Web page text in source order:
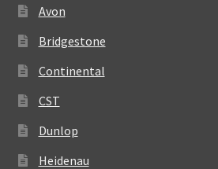
Avon
Bridgestone
Continental
CST
Dunlop
Heidenau